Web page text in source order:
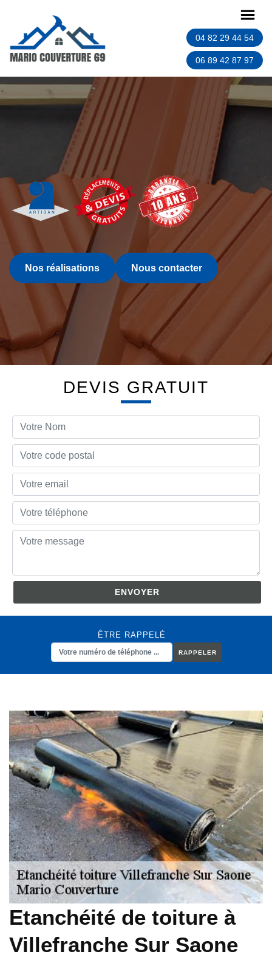
04 82 29 44 54
06 89 42 87 97
Nos réalisations Nous contacter
DEVIS GRATUIT
ÊTRE RAPPELÉ
Etanchéité de toiture à
Villefranche Sur Saone